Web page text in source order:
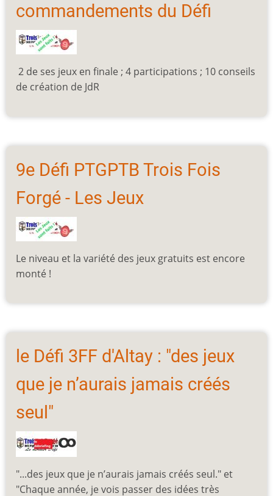
commandements du Défi
2 de ses jeux en finale ; 4 participations ; 10 conseils
de création de JdR
9e Défi PTGPTB Trois Fois
Forgé - Les Jeux
Le niveau et la variété des jeux gratuits est encore
monté !
le Défi 3FF d'Altay : "des jeux
que je n’aurais jamais créés
seul"
"...des jeux que je n’aurais jamais créés seul." et
"Chaque année, je vois passer des idées très